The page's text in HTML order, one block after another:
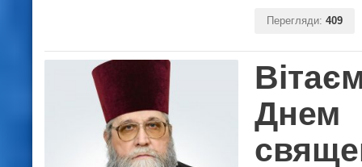
Перегляди: 409
Днем